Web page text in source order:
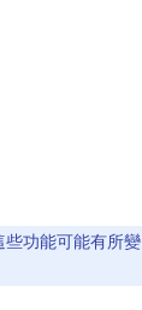
功能可能有所變